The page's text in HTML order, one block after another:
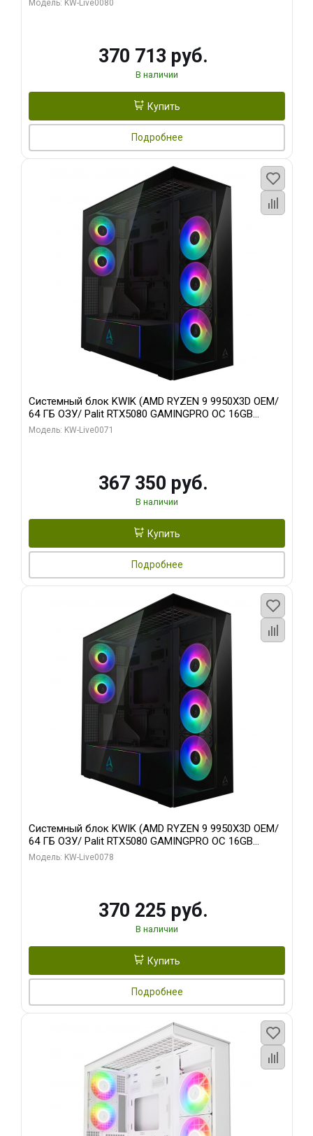
Модель: KW-Live0080
370 713 руб.
В наличии
Купить
Подробнее
Системный блок KWIK (AMD RYZEN 9 9950X3D OEM/
64 ГБ ОЗУ/ Palit RTX5080 GAMINGPRO OC 16GB
GDDR7 256bit 3xDP HD/ 960 ГБ SSD)
Модель: KW-Live0071
367 350 руб.
В наличии
Купить
Подробнее
Системный блок KWIK (AMD RYZEN 9 9950X3D OEM/
64 ГБ ОЗУ/ Palit RTX5080 GAMINGPRO OC 16GB
GDDR7 256bit 3xDP HD/ 1 ТБ SSD)
Модель: KW-Live0078
370 225 руб.
В наличии
Купить
Подробнее